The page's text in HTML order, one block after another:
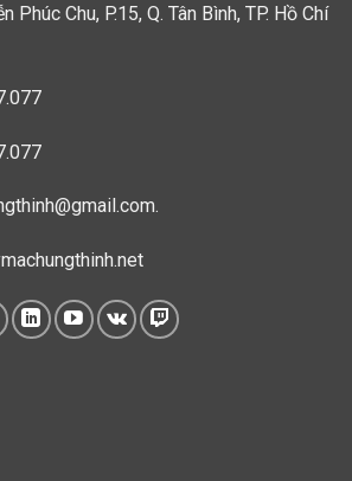
Phúc Chu, P.15, Q. Tân Bình, TP. Hồ Chí